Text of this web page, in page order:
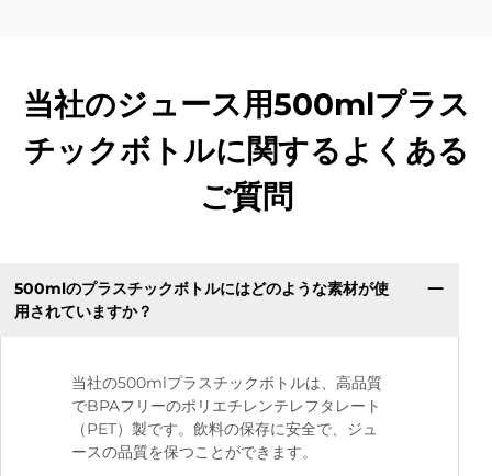
当社のジュース用500mlプラス
チックボトルに関するよくある
ご質問
500mlのプラスチックボトルにはどのような素材が使
用されていますか？
当社の500mlプラスチックボトルは、高品質
でBPAフリーのポリエチレンテレフタレート
（PET）製です。飲料の保存に安全で、ジュ
ースの品質を保つことができます。